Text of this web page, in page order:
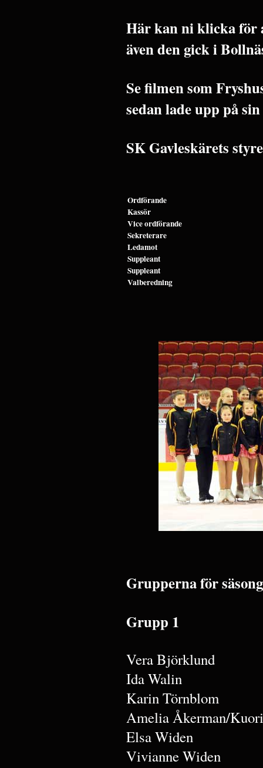
Här kan ni klicka för
även den gick i
Se filmen som
sedan lade upp på
SK Gavleskärets
Ordförande
Kassör
Vice ordförande
Sekreterare
Ledamot
Suppleant
Suppleant
Valberedning
Grupperna för
Grupp 1
Vera Björklund
Ida Walin
Karin Törnblom
Amelia Åkerman/
Elsa Widen
Vivianne Widen